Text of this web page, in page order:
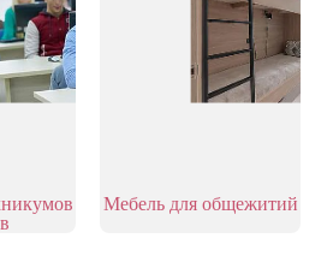
Мебель для общежитий